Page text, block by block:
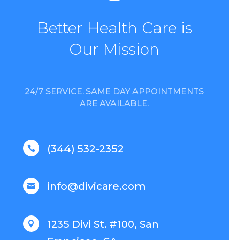
Better Health Care is
Our Mission
24/7 SERVICE. SAME DAY APPOINTMENTS
ARE AVAILABLE.
 (344) 532-2352
 info@divicare.com

1235 Divi St. #100, San